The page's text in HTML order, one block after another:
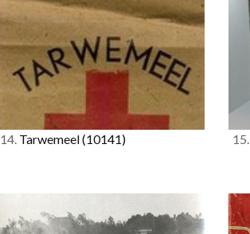
14.Tarwemeel(10141) 15.